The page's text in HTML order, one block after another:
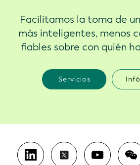
Facilitamos la toma de
más inteligentes, menos
fiables sobre con quién
Servicios